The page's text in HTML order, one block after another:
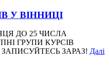
У ВІННИЦІ
ДО 25 ЧИСЛА
ГРУПИ КУРСІВ
ЗАРАЗ! Далі